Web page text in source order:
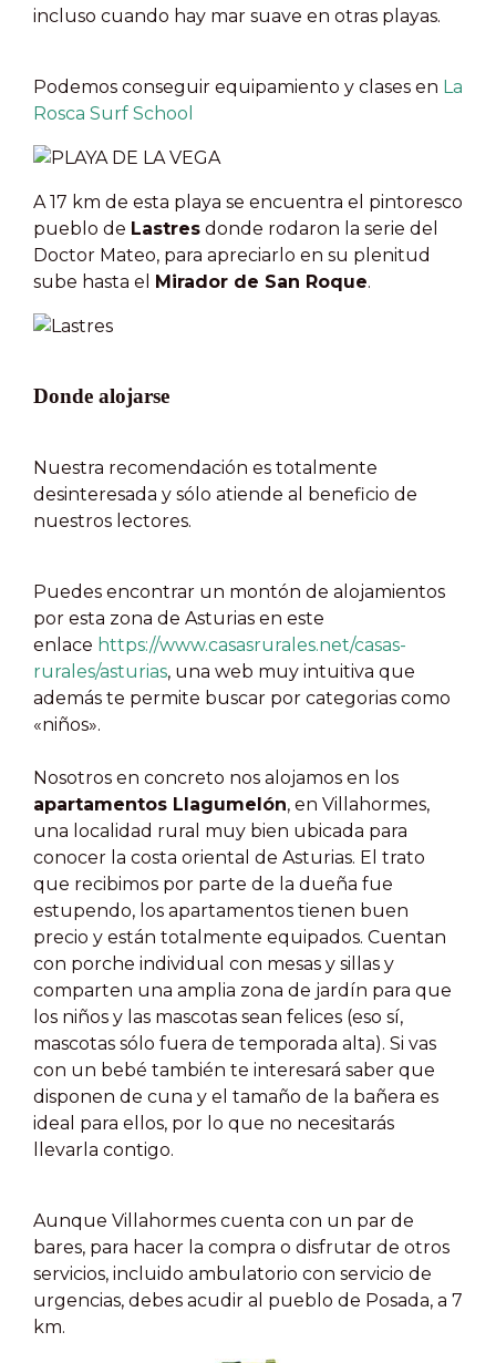
incluso cuando hay mar suave en otras playas.
Podemos conseguir equipamiento y clases en La
Rosca Surf School
A 17 km de esta playa se encuentra el pintoresco
pueblo de Lastres donde rodaron la serie del
Doctor Mateo, para apreciarlo en su plenitud
sube hasta el Mirador de San Roque.
Donde alojarse
Nuestra recomendación es totalmente
desinteresada y sólo atiende al beneficio de
nuestros lectores.
Puedes encontrar un montón de alojamientos
por esta zona de Asturias en este
enlace https://www.casasrurales.net/casas-
rurales/asturias, una web muy intuitiva que
además te permite buscar por categorias como
«niños».
Nosotros en concreto nos alojamos en los
apartamentos Llagumelón, en Villahormes,
una localidad rural muy bien ubicada para
conocer la costa oriental de Asturias. El trato
que recibimos por parte de la dueña fue
estupendo, los apartamentos tienen buen
precio y están totalmente equipados. Cuentan
con porche individual con mesas y sillas y
comparten una amplia zona de jardín para que
los niños y las mascotas sean felices (eso sí,
mascotas sólo fuera de temporada alta). Si vas
con un bebé también te interesará saber que
disponen de cuna y el tamaño de la bañera es
ideal para ellos, por lo que no necesitarás
llevarla contigo.
Aunque Villahormes cuenta con un par de
bares, para hacer la compra o disfrutar de otros
servicios, incluido ambulatorio con servicio de
urgencias, debes acudir al pueblo de Posada, a 7
km.